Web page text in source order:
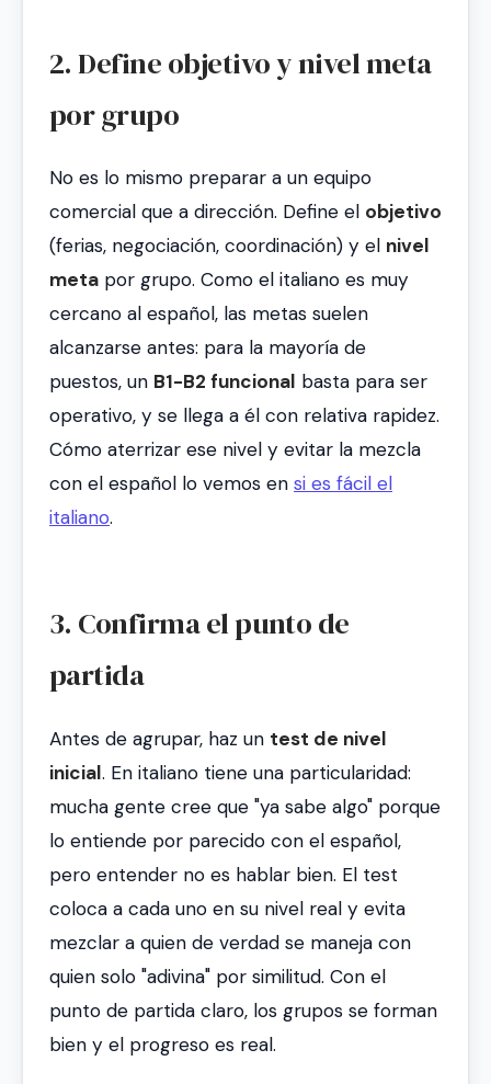
2. Define objetivo y nivel meta
por grupo
No es lo mismo preparar a un equipo
comercial que a dirección. Define el objetivo
(ferias, negociación, coordinación) y el nivel
meta por grupo. Como el italiano es muy
cercano al español, las metas suelen
alcanzarse antes: para la mayoría de
puestos, un B1-B2 funcional basta para ser
operativo, y se llega a él con relativa rapidez.
Cómo aterrizar ese nivel y evitar la mezcla
con el español lo vemos en si es fácil el
italiano.
3. Confirma el punto de
partida
Antes de agrupar, haz un test de nivel
inicial. En italiano tiene una particularidad:
mucha gente cree que "ya sabe algo" porque
lo entiende por parecido con el español,
pero entender no es hablar bien. El test
coloca a cada uno en su nivel real y evita
mezclar a quien de verdad se maneja con
quien solo "adivina" por similitud. Con el
punto de partida claro, los grupos se forman
bien y el progreso es real.